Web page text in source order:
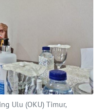
Ulu (OKU) Timur,